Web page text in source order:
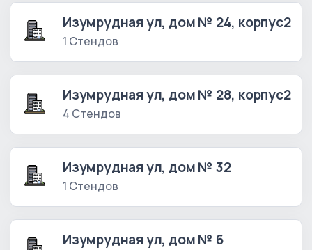
Изумрудная ул, дом № 24, корпус2
1 Стендов
Изумрудная ул, дом № 28, корпус2
4 Стендов
Изумрудная ул, дом № 32
1 Стендов
Изумрудная ул, дом № 6